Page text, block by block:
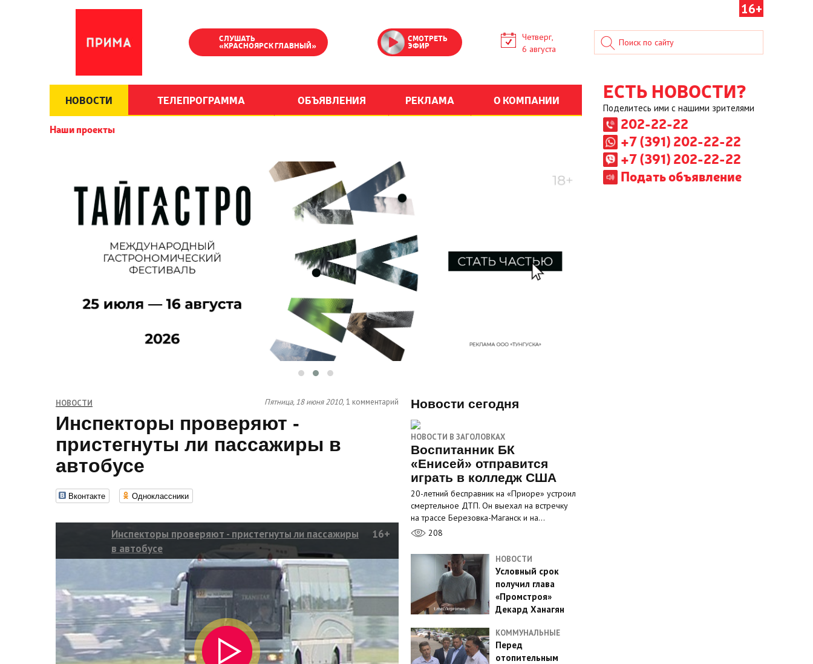
16+
СЛУШАТЬ
«КРАСНОЯРСК ГЛАВНЫЙ»
СМОТРЕТЬ
ЭФИР
Четверг,
6 августа
НОВОСТИ ТЕЛЕПРОГРАММА ОБЪЯВЛЕНИЯ РЕКЛАМА О КОМПАНИИ
Наши проекты
ЕСТЬ НОВОСТИ?
Поделитесь ими с нашими зрителями
202-22-22
+7 (391) 202-22-22
+7 (391) 202-22-22
Подать объявление
НОВОСТИ Пятница, 18 июня 2010,1 комментарий
Инспекторы проверяют -
пристегнуты ли пассажиры в
автобусе
Вконтакте Одноклассники
Инспекторы проверяют - пристегнуты ли пассажиры
в автобусе
16+
Новости сегодня
НОВОСТИ В ЗАГОЛОВКАХ
Воспитанник БК
«Енисей» отправится
играть в колледж США
20-летний бесправник на «Приоре» устроил
смертельное ДТП. Он выехал на встречку
на трассе Березовка-Маганск и на…
208
НОВОСТИ
Условный срок
получил глава
«Промстроя»
Декард Ханагян
КОММУНАЛЬНЫЕ
Перед
отопительным